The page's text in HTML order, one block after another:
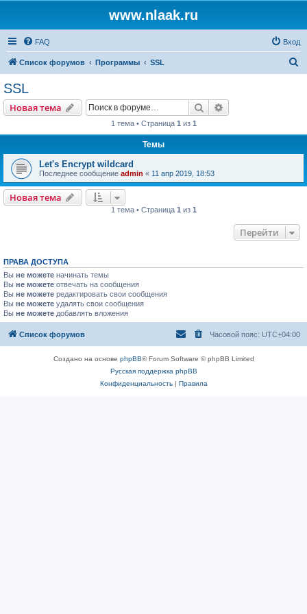
www.nlaak.ru
FAQ Вход
Список форумов Программы SSL
SSL
Новая тема Поиск
1 тема • Страница 1 из 1
Темы
Let's Encrypt wildcard
Последнее сообщение admin « 11 апр 2019, 18:53
Новая тема
1 тема • Страница 1 из 1
Перейти
ПРАВА ДОСТУПА
Вы не можете начинать темы
Вы не можете отвечать на сообщения
Вы не можете редактировать свои сообщения
Вы не можете удалять свои сообщения
Вы не можете добавлять вложения
Список форумов Часовой пояс: UTC+04:00
Создано на основе phpBB® Forum Software © phpBB Limited
Русская поддержка phpBB
Конфиденциальность| Правила